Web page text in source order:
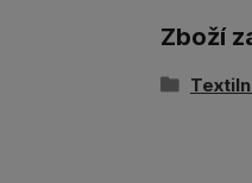
Zboží